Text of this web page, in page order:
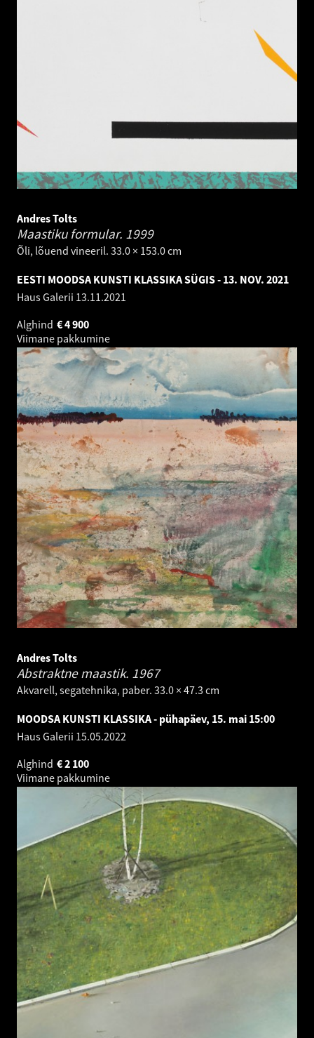
Andres Tolts
Maastiku formular. 1999
Õli, lõuend vineeril. 33.0 × 153.0 cm
EESTI MOODSA KUNSTI KLASSIKA SÜGIS - 13. NOV. 2021
Haus Galerii 13.11.2021
Alghind
4 900
€
Viimane pakkumine
Andres Tolts
Abstraktne maastik. 1967
Akvarell, segatehnika, paber. 33.0 × 47.3 cm
MOODSA KUNSTI KLASSIKA - pühapäev, 15. mai 15:00
Haus Galerii 15.05.2022
Alghind
2 100
€
Viimane pakkumine